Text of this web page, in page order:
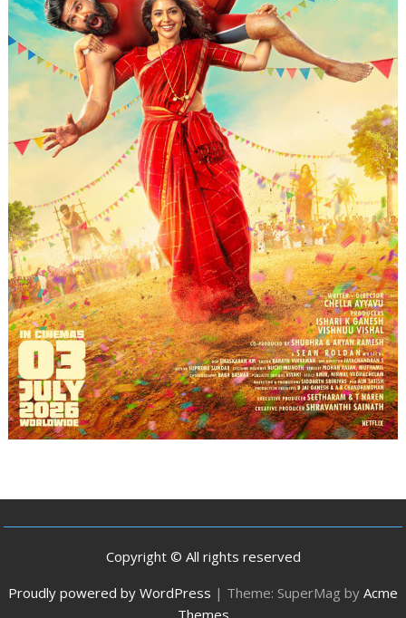
Copyright © All rights reserved
Proudly powered by WordPress | Theme: SuperMag by Acme